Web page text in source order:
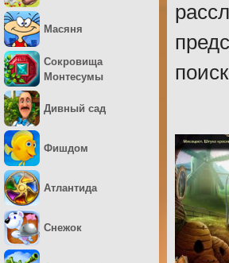
Масяня
Сокровища
Монтесумы
Дивный сад
Фишдом
Атлантида
Снежок